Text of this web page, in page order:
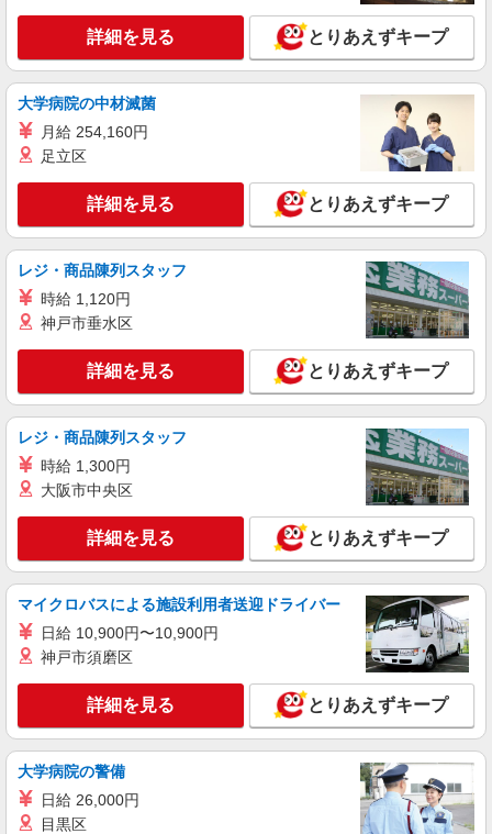
生時給1190円 ※労働組合費あり（基本時給×月間
時間数×1.8％） ■土日・祝手当 土日・祝は時給＋
50円
大阪府枚方市招提北町1-2231-1
キープ 詳細を見る
正社員
Pane e caffe Porcini
ベーカリーでのパン製造スタッフ（ブーランジ
ェ）
月給246,000円〜＋賞与 ※年齢や経験を考慮し
て給与を決定いたします ※昇給制度有
大阪府枚方市楠葉花園町15-1 くずはモー
キープ 詳細を見る
アルバイト パート
なか卯 枚方養父店
接客・調理スタッフ（簡単な接客・調理・清
時給1180円 22:00〜翌5:00：時給1475円 高校
生：時給1177円 ■特別手当 特別時給〈5:00-9:00も
大阪府枚方市養父東町52-1
キープ 詳細を見る
詳細を見る とりあえずキープ
大学病院の中材滅菌
月給 254,160円
足立区
詳細を見る とりあえずキープ
レジ・商品陳列スタッフ
時給 1,120円
神戸市垂水区
詳細を見る とりあえずキープ
レジ・商品陳列スタッフ
時給 1,300円
大阪市中央区
詳細を見る とりあえずキープ
マイクロバスによる施設利用者送迎ドライバー
日給 10,900円〜10,900円
神戸市須磨区
詳細を見る とりあえずキープ
大学病院の警備
日給 26,000円
目黒区